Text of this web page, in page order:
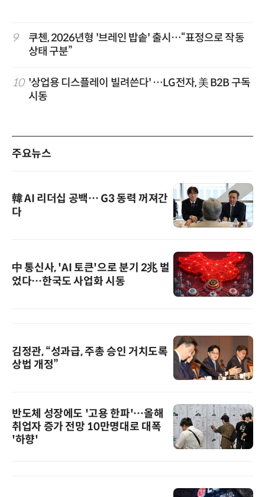
9
쿠첸, 2026년형 '브레인 밥솥' 출시…“표정으로 작동
상태 구분”
10 '상업용 디스플레이 빌려쓴다' …LG전자, 美 B2B 구독
시동
주요뉴스
韓 AI 리더십 공백… G3 동력 꺼져간
다
中 통신사, 'AI 토큰'으로 분기 2兆 벌
었다…한국도 사업화 시동
김정관, “성과급, 주총 승인 거치도록
상법 개정”
반도체 성장에도 '고용 한파'…올해
취업자 증가 전망 10만명대로 대폭
'하향'